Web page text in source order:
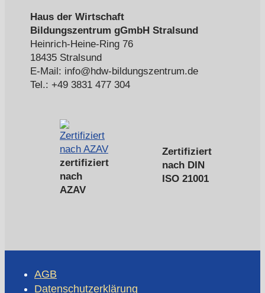
Haus der Wirtschaft
Bildungszentrum gGmbH Stralsund
Heinrich-Heine-Ring 76
18435 Stralsund
E-Mail: info@hdw-bildungszentrum.de
Tel.: +49 3831 477 304
zertifiziert
nach
AZAV
Zertifiziert
nach DIN
ISO 21001
AGB
Datenschutzerklärung